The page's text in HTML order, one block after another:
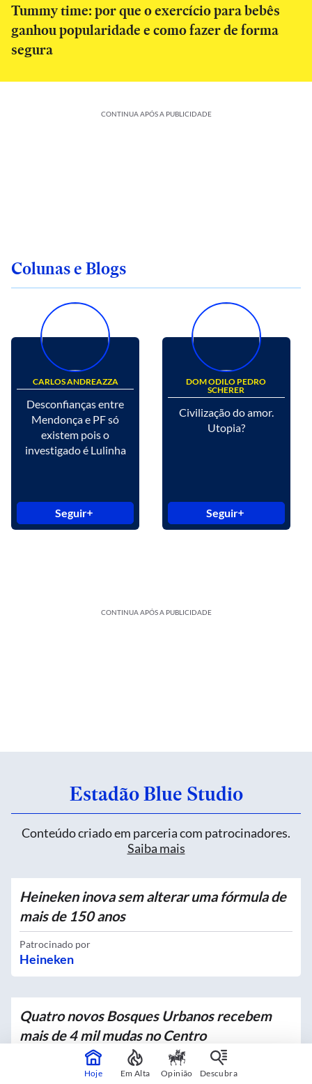
Tummy time: por que o exercício para bebês
ganhou popularidade e como fazer de forma
segura
CONTINUA APÓS A PUBLICIDADE
Colunas e Blogs
CARLOS ANDREAZZA
Desconfianças entre
Mendonça e PF só
existem pois o
investigado é Lulinha
Seguir
DOM ODILO PEDRO
SCHERER
Civilização do amor.
Utopia?
Seguir
CONTINUA APÓS A PUBLICIDADE
Estadão Blue Studio
Conteúdo criado em parceria com patrocinadores.
Saiba mais
Heineken inova sem alterar uma fórmula de
mais de 150 anos
Patrocinado por
Heineken
Quatro novos Bosques Urbanos recebem
mais de 4 mil mudas no Centro
Em parceria com
Prefeitura de São Paulo
Hoje Em Alta Opinião Descubra